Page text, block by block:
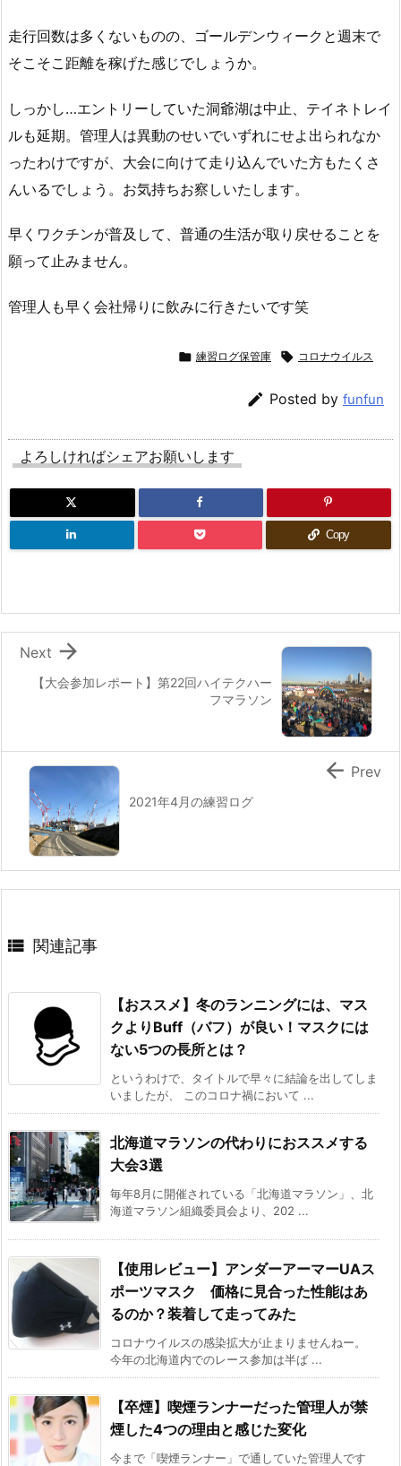
走行回数は多くないものの、ゴールデンウィークと週末で
そこそこ距離を稼げた感じでしょうか。
しっかし…エントリーしていた洞爺湖は中止、テイネトレイ
ルも延期。管理人は異動のせいでいずれにせよ出られなか
ったわけですが、大会に向けて走り込んでいた方もたくさ
んいるでしょう。お気持ちお察しいたします。
早くワクチンが普及して、普通の生活が取り戻せることを
願って止みません。
管理人も早く会社帰りに飲みに行きたいです笑
 練習ログ保管庫  コロナウイルス
 Posted by funfun
よろしければシェアお願いします
Copy
【大会参加レポート】第22回ハイテクハー
フマラソン

Next
2021年4月の練習ログ
 Prev
 関連記事
【おススメ】冬のランニングには、マス
クよりBuff（バフ）が良い！マスクには
ない5つの長所とは？
というわけで、タイトルで早々に結論を出してしま
いましたが、 このコロナ禍において ...
北海道マラソンの代わりにおススメする
大会3選
毎年8月に開催されている「北海道マラソン」、北
海道マラソン組織委員会より、202 ...
【使用レビュー】アンダーアーマーUAス
ポーツマスク 価格に見合った性能はあ
るのか？装着して走ってみた
コロナウイルスの感染拡大が止まりませんねー。
今年の北海道内でのレース参加は半ば ...
【卒煙】喫煙ランナーだった管理人が禁
煙した4つの理由と感じた変化
今まで「喫煙ランナー」で通していた管理人です